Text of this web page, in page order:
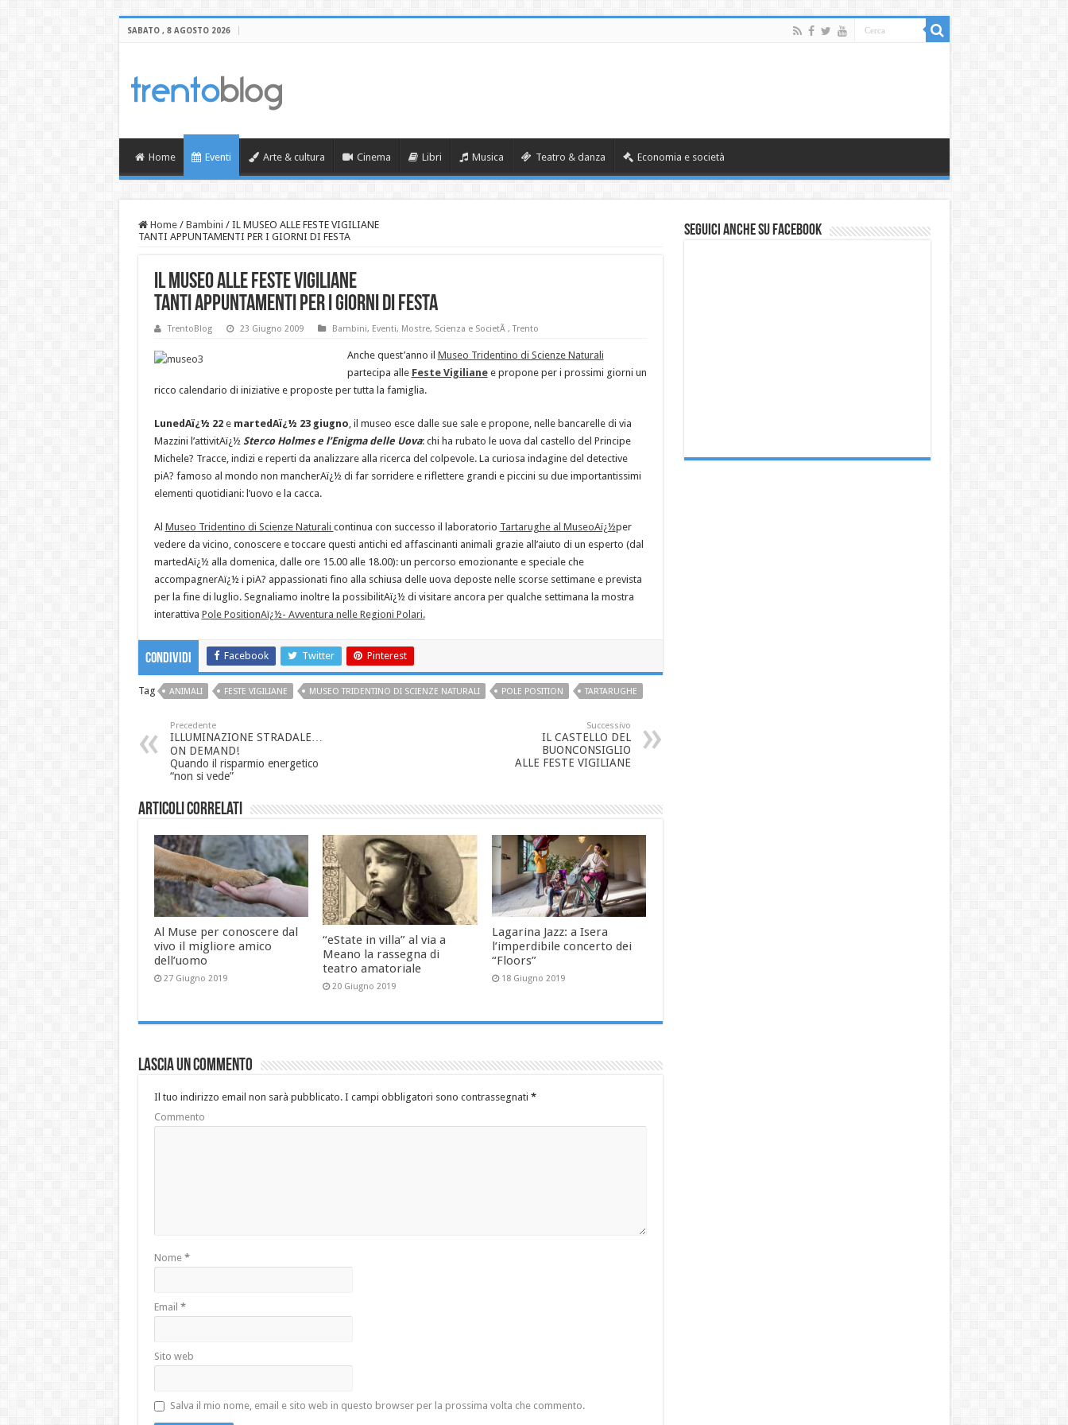
SABATO , 8 AGOSTO 2026
Home Eventi Arte & cultura Cinema Libri Musica Teatro & danza Economia e società
Home / Bambini / IL MUSEO ALLE FESTE VIGILIANE
TANTI APPUNTAMENTI PER I GIORNI DI FESTA
IL MUSEO ALLE FESTE VIGILIANE
TANTI APPUNTAMENTI PER I GIORNI DI FESTA
TrentoBlog 23 Giugno 2009 Bambini, Eventi, Mostre, Scienza e SocietÃ ,Trento
Anche quest’anno il Museo Tridentino di Scienze Naturali
partecipa alle Feste Vigilianee propone per i prossimi giorni un
ricco calendario di iniziative e proposte per tutta la famiglia.
LunedAï¿½ 22 e martedAï¿½ 23 giugno , il museo esce dalle sue sale e propone, nelle bancarelle di via
Mazzini l’attivitAï¿½ Sterco Holmes e l’Enigma delle Uova: chi ha rubato le uova dal castello del Principe
Michele? Tracce, indizi e reperti da analizzare alla ricerca del colpevole. La curiosa indagine del detective
piA? famoso al mondo non mancherAï¿½ di far sorridere e riflettere grandi e piccini su due importantissimi
elementi quotidiani: l’uovo e la cacca.
Al Museo Tridentino di Scienze Naturali continua con successo il laboratorio Tartarughe al MuseoAï¿½per
vedere da vicino, conoscere e toccare questi antichi ed affascinanti animali grazie all’aiuto di un esperto (dal
martedAï¿½ alla domenica, dalle ore 15.00 alle 18.00): un percorso emozionante e speciale che
accompagnerAï¿½ i piA? appassionati fino alla schiusa delle uova deposte nelle scorse settimane e prevista
per la fine di luglio. Segnaliamo inoltre la possibilitAï¿½ di visitare ancora per qualche settimana la mostra
interattiva Pole PositionAï¿½- Avventura nelle Regioni Polari.
Condividi Facebook Twitter Pinterest
Tag ANIMALI FESTE VIGILIANE MUSEO TRIDENTINO DI SCIENZE NATURALI POLE POSITION TARTARUGHE
Precedente
ILLUMINAZIONE STRADALE…
ON DEMAND!
Quando il risparmio energetico
“non si vede”
Successivo
IL CASTELLO DEL
BUONCONSIGLIO
ALLE FESTE VIGILIANE
Articoli correlati
Al Muse per conoscere dal
vivo il migliore amico
dell’uomo
27 Giugno 2019
“eState in villa” al via a
Meano la rassegna di
teatro amatoriale
20 Giugno 2019
Lagarina Jazz: a Isera
l’imperdibile concerto dei
“Floors”
18 Giugno 2019
Lascia un commento
Il tuo indirizzo email non sarà pubblicato.I campi obbligatori sono contrassegnati *
Commento
Nome *
Email *
Sito web
Salva il mio nome, email e sito web in questo browser per la prossima volta che commento.
Seguici anche su Facebook